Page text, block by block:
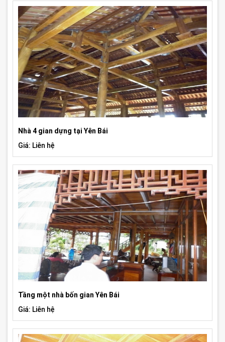
Nhà 4 gian dựng tại Yên Bái
Giá: Liên hệ
Tầng một nhà bốn gian Yên Bái
Giá: Liên hệ